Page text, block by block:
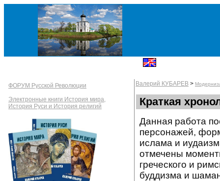
ФОРУМ Русской Революции
Электронные книги История мира,
История Руси и История религий
Валерий КУБАРЕВ >
Краткая
Данная работа
персонажей,
ислама и
отмечены
греческого и
буддизма и